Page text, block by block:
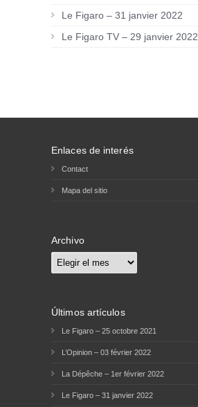
Le Figaro – 31 janvier 2022
Le Figaro TV – 29 janvier 2022
Enlaces de interés
Contact
Mapa del sitio
Archivo
Archivo
Últimos artículos
Le Figaro – 25 octobre 2021
L’Opinion – 03 février 2022
La Dépêche – 1er février 2022
Le Figaro – 31 janvier 2022